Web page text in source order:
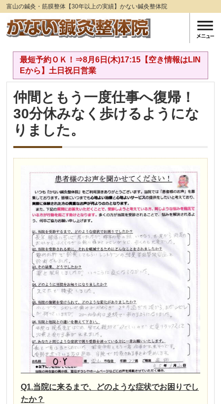
富山の鍼灸・筋膜整体【30年以上の実績】かない鍼灸整体院
最短予約ＯＫ！⇒8月6日(木)17:15【空き情報はLIN
Eから】土日祝日営業
仲間ともう一度仕事へ復帰！
30分休みなく歩けるようにな
りました。
Q1.当院に来るまで、どのような症状でお困りでし
たか？